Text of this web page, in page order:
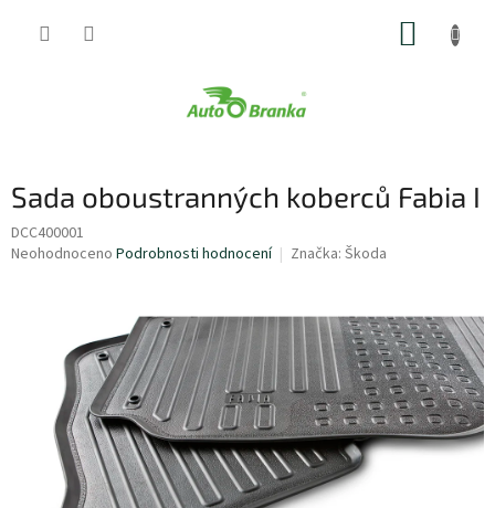
Sada oboustranných koberců Fabia I
DCC400001
Průměrné
hvězdiček.
Neohodnoceno Podrobnosti hodnocení Značka: Škoda